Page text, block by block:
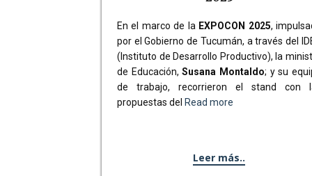
En el marco de la EXPOCON 2025,
por el Gobierno de Tucumán, a través del
(Instituto de Desarrollo Productivo), la
de Educación,Susana Montaldo; y su
de trabajo, recorrieron el stand con
propuestas del Read more
Leer más..